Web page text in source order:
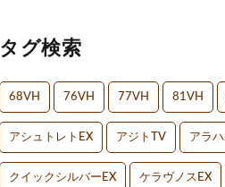
タグ検索
68VH 76VH 77VH 81VH
アシュトレトEX アジトTV アラ
クイックシルバーEX ケラヴノスEX